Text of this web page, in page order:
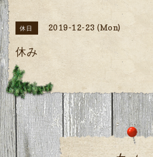
休日 2019-12-23 (Mon)
休み